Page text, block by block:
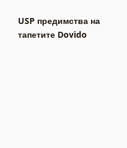
USP предимства на
тапетите Dovido